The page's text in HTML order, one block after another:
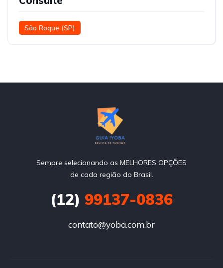
São Roque (SP)
Sempre selecionando as MELHORES OPÇÕES
de cada região do Brasil.
(12) 99137-0836
contato@yoba.com.br